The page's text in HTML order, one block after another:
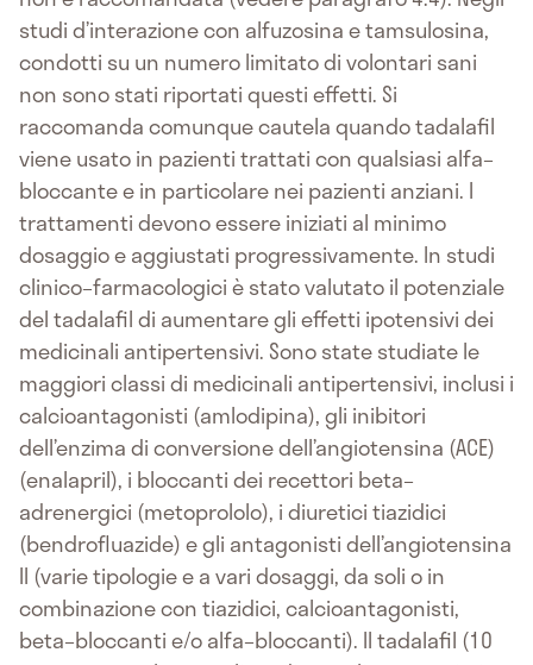
studi d’interazione con alfuzosina e tamsulosina,
condotti su un numero limitato di volontari sani
non sono stati riportati questi effetti. Si
raccomanda comunque cautela quando tadalafil
viene usato in pazienti trattati con qualsiasi alfa–
bloccante e in particolare nei pazienti anziani. I
trattamenti devono essere iniziati al minimo
dosaggio e aggiustati progressivamente. In studi
clinico–farmacologici è stato valutato il potenziale
del tadalafil di aumentare gli effetti ipotensivi dei
medicinali antipertensivi. Sono state studiate le
maggiori classi di medicinali antipertensivi, inclusi i
calcioantagonisti (amlodipina), gli inibitori
dell’enzima di conversione dell’angiotensina (ACE)
(enalapril), i bloccanti dei recettori beta–
adrenergici (metoprololo), i diuretici tiazidici
(bendrofluazide) e gli antagonisti dell’angiotensina
II (varie tipologie e a vari dosaggi, da soli o in
combinazione con tiazidici, calcioantagonisti,
beta–bloccanti e/o alfa–bloccanti). Il tadalafil (10